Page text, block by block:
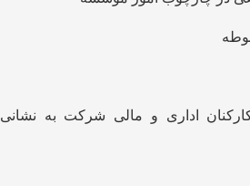
اداری و مالی شرکت به نشانی